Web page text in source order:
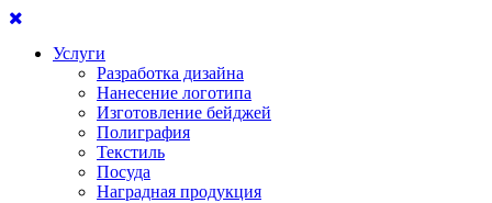
Услуги
Разработка дизайна
Нанесение логотипа
Изготовление бейджей
Полиграфия
Текстиль
Посуда
Наградная продукция